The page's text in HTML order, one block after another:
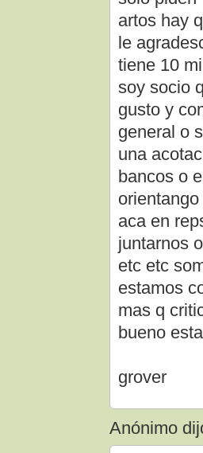
artos hay
le
tiene 10
soy socio
gusto y
general o
una
bancos o
aca en
juntarnos
etc etc
estamos
mas q
bueno
grover
Anónimo